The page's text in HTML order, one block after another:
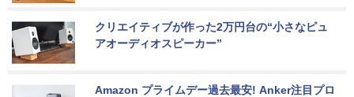
クリエイティブが作った2万円台の“小さなピュ
アオーディオスピーカー”
Amazon プライムデー過去最安! Anker注目プロ